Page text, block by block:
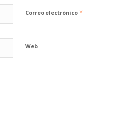
Correo electrónico *
Web